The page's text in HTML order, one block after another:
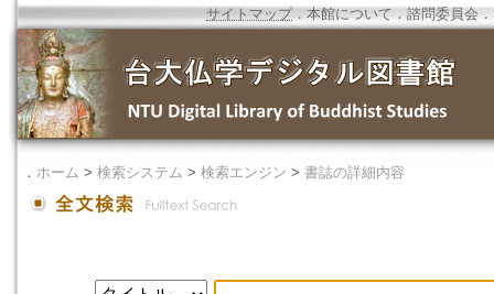
サイトマップ．本館について ． 諮問委員会 ．
． ホーム > 検索システム > 検索エンジン > 書誌の詳細内容